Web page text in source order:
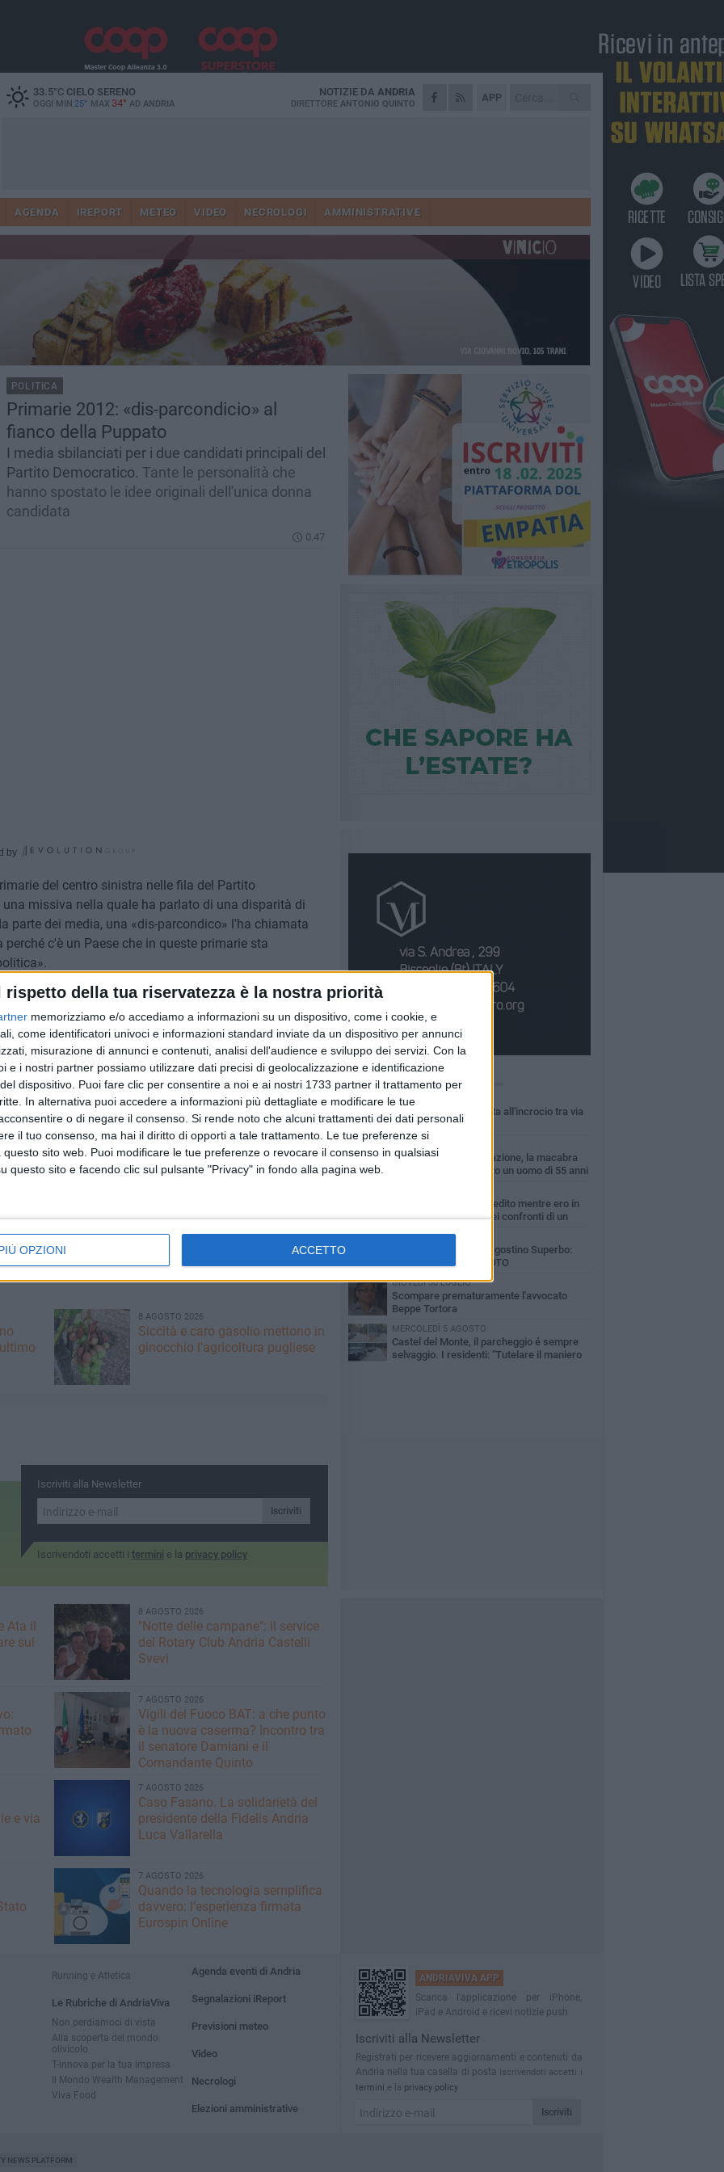
rispetto della tua riservatezza è la nostra priorità
memorizziamo e/o accediamo a informazioni su un dispositivo, come i cookie, e
come identificatori univoci e informazioni standard inviate da un dispositivo per annunci
misurazione di annunci e contenuti, analisi dell'audience e sviluppo dei servizi. Con la
e i nostri partner possiamo utilizzare dati precisi di geolocalizzazione e identificazione
dispositivo. Puoi fare clic per consentire a noi e ai nostri 1733 partner il trattamento per
In alternativa puoi accedere a informazioni più dettagliate e modificare le tue
o di negare il consenso. Si rende noto che alcuni trattamenti dei dati personali
il tuo consenso, ma hai il diritto di opporti a tale trattamento. Le tue preferenze si
sito web. Puoi modificare le tue preferenze o revocare il consenso in qualsiasi
questo sito e facendo clic sul pulsante "Privacy" in fondo alla pagina web.
OPZIONI ACCETTO
33.5°CCIELO SERENO
OGGI MIN 25° MAX 34° AD ANDRIA
APP
NOTIZIE DA ANDRIA
DIRETTORE ANTONIO QUINTO
AGENDA IREPORT METEO VIDEO NECROLOGI AMMINISTRATIVE
POLITICA
Primarie 2012: «dis-parcondicio» al
fianco della Puppato
I media sbilanciati per i due candidati principali del
Partito Democratico. Tante le personalità che
hanno spostato le idee originali dell'unica donna
candidata
0.47
by
del centro sinistra nelle fila del Partito
missiva nella quale ha parlato di una disparità di
parte dei media, una «dis-parcondico» l'ha chiamata
c'è un Paese che in queste primarie sta
urlata o mediatica ma per capire chi siamo, cosa
ci candidiamo a guidarlo. Parole importanti che
«Vorrei ricostruire insieme a Voi l'Italia, partendo da
basato sulla blue economy e sulla green
lavoro alle nuove generazioni. Vi chiedo il voto perché
di coraggio, di concretezza, di una persona che nelle
le azioni determinate e coraggiose siano
le perle sono false se i pensieri non si traducono in
l'appello al voto proprio per la Puppato: «Ma tante
- nonostante il grave blackout informativo sulla sua
alla candidatura della Puppato, tra cui si segnalano
Nanni Moretti, Marco Paolini, Paolo Rumiz,
De Gregorio, Marco Travaglio e Edo Ronchi».
8 AGOSTO 2026
Siccità e caro gasolio mettono in
ginocchio l'agricoltura pugliese
Iscriviti alla Newsletter
Iscriviti
Iscrivendoti accetti i termini e la privacy policy
Ata il
sul
8 AGOSTO 2026
"Notte delle campane": il service
del Rotary Club Andria Castelli
Svevi
7 AGOSTO 2026
​Vigili del Fuoco BAT: a che punto
è la nuova caserma? Incontro tra
il senatore Damiani e il
Comandante Quinto
e via
7 AGOSTO 2026
Caso Fasano. La solidarietà del
presidente della Fidelis Andria
Luca Vallarella
7 AGOSTO 2026
Quando la tecnologia semplifica
davvero: l’esperienza firmata
Eurospin Online
PIÙ LETTI QUESTA SETTIMANA
VENERDÌ 7 AGOSTO
Giovane donna investita all'incrocio tra via
Bisceglie e via Mozart
Cattivo odore dall’abitazione, la macabra
scoperta: trovato morto un uomo di 55 anni
"Un branco mi ha aggredito mentre ero in
stampelle": violenza nei confronti di un
MARTEDÌ 4 AGOSTO
Andria saluta mons. Agostino Superbo:
celebrati i funerali - FOTO
GIOVEDÌ 30 LUGLIO
Scompare prematuramente l'avvocato
Beppe Tortora
MERCOLEDÌ 5 AGOSTO
Castel del Monte, il parcheggio é sempre
selvaggio. I residenti: "Tutelare il maniero
Running e Atletica
Le Rubriche di AndriaViva
Non perdiamoci di vista
Alla scoperta del mondo
olivicolo
T-innova per la tua impresa
Il Mondo Wealth Management
Viva Food
Agenda eventi di Andria
Segnalazioni iReport
Previsioni meteo
Video
Necrologi
Elezioni amministrative
ANDRIAVIVA APP
Scarica l'applicazione per iPhone,
iPad e Android e ricevi notizie push
Iscriviti alla Newsletter
Registrati per ricevere aggiornamenti e contenuti da
Andria nella tua casella di posta
Iscrivendoti accetti i
termini e la privacy policy
Iscriviti
NEWS PLATFORM